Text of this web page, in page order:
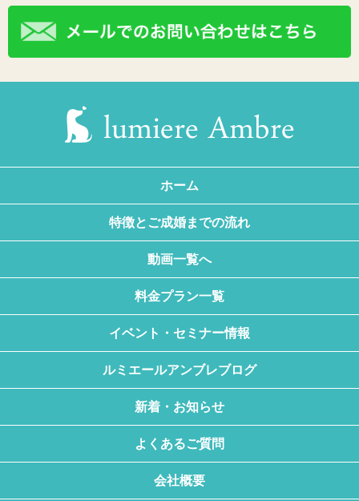
ホーム
特徴とご成婚までの流れ
動画一覧へ
料金プラン一覧
イベント・セミナー情報
ルミエールアンブレブログ
新着・お知らせ
よくあるご質問
会社概要